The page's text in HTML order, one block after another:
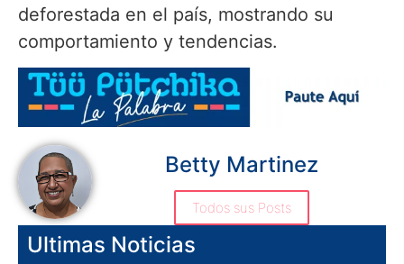
deforestada en el país, mostrando su
comportamiento y tendencias.
Betty Martinez
Todos sus Posts
Ultimas Noticias